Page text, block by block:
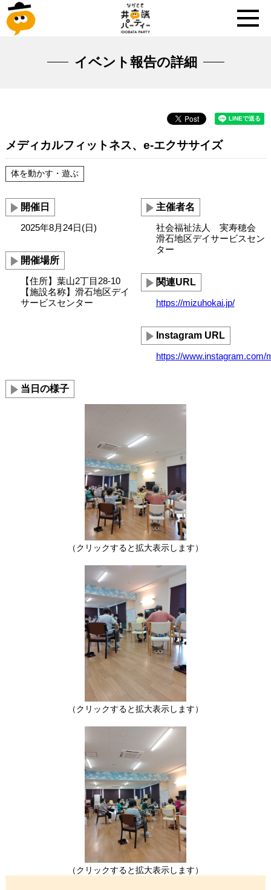
イベント報告の詳細
メディカルフィットネス、e-エクササイズ
体を動かす・遊ぶ
開催日
2025年8月24日(日)
開催場所
【住所】葉山2丁目28-10
【施設名称】滑石地区デイ
サービスセンター
主催者名
社会福祉法人 実寿穂会
滑石地区デイサービスセン
ター
関連URL
https://mizuhokai.jp/
Instagram URL
https://www.instagram.com/
当日の様子
（クリックすると拡大表示します）
（クリックすると拡大表示します）
（クリックすると拡大表示します）